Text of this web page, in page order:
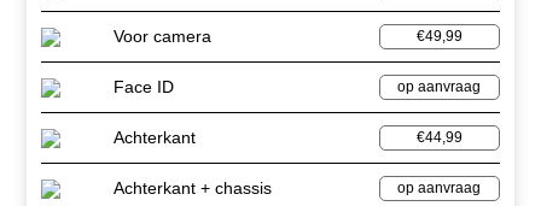
Voor camera €49,99
Face ID op aanvraag
Achterkant €44,99
Achterkant + chassis op aanvraag